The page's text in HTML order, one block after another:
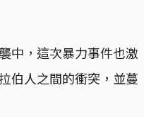
中，這次暴力事件也激
伯人之間的衝突，並蔓